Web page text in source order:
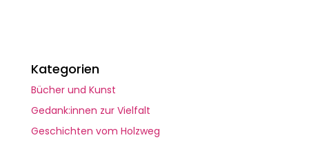
Kategorien
Bücher und Kunst
Gedank:innen zur Vielfalt
Geschichten vom Holzweg